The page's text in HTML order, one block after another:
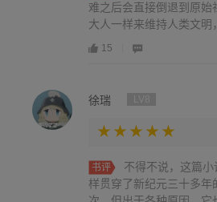
难之后会直接倒退到原
大人一样来维持人类文
15
徐瑞
书评
不得不说，这篇
样贯穿了新纪元三十多